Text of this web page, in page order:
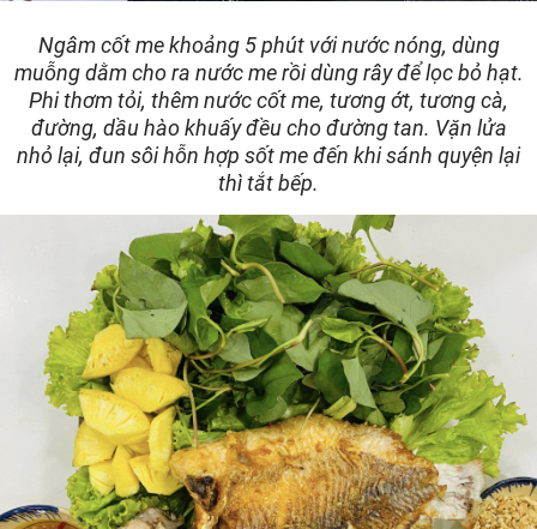
Ngâm cốt me khoảng 5 phút với nước nóng, dùng
muỗng dằm cho ra nước me rồi dùng rây để lọc bỏ hạt.
Phi thơm tỏi, thêm nước cốt me, tương ớt, tương cà,
đường, dầu hào khuấy đều cho đường tan. Vặn lửa
nhỏ lại, đun sôi hỗn hợp sốt me đến khi sánh quyện lại
thì tắt bếp.